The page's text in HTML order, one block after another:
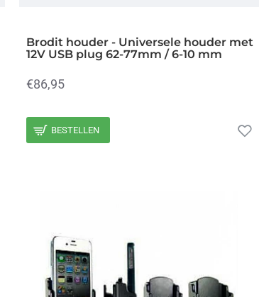
Brodit houder - Universele houder met
12V USB plug 62-77mm / 6-10 mm
€86,95
BESTELLEN